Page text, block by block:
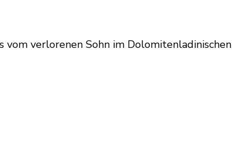
vom verlorenen Sohn im Dolomitenladinischen